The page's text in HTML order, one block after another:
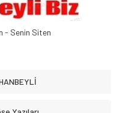
- Senin Siten